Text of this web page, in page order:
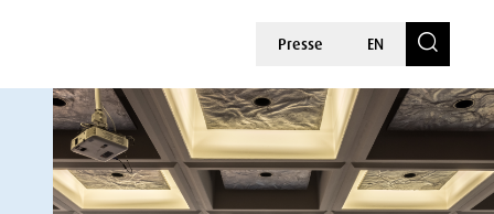
Presse EN